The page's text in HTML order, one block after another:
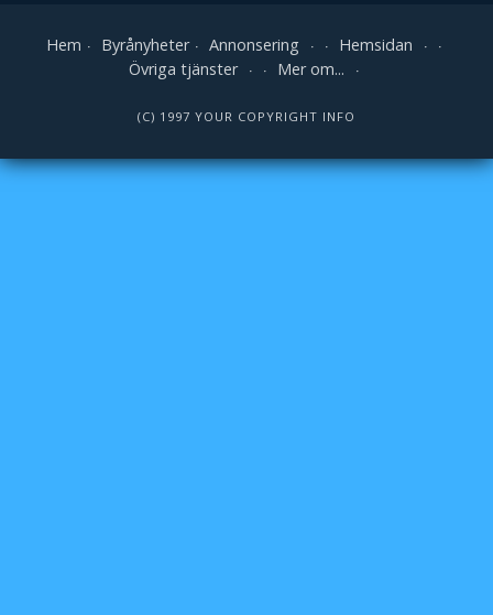
Hem Byrånyheter Annonsering
Hemsidan
Övriga tjänster
Mer om...
(C) 1997 YOUR COPYRIGHT INFO